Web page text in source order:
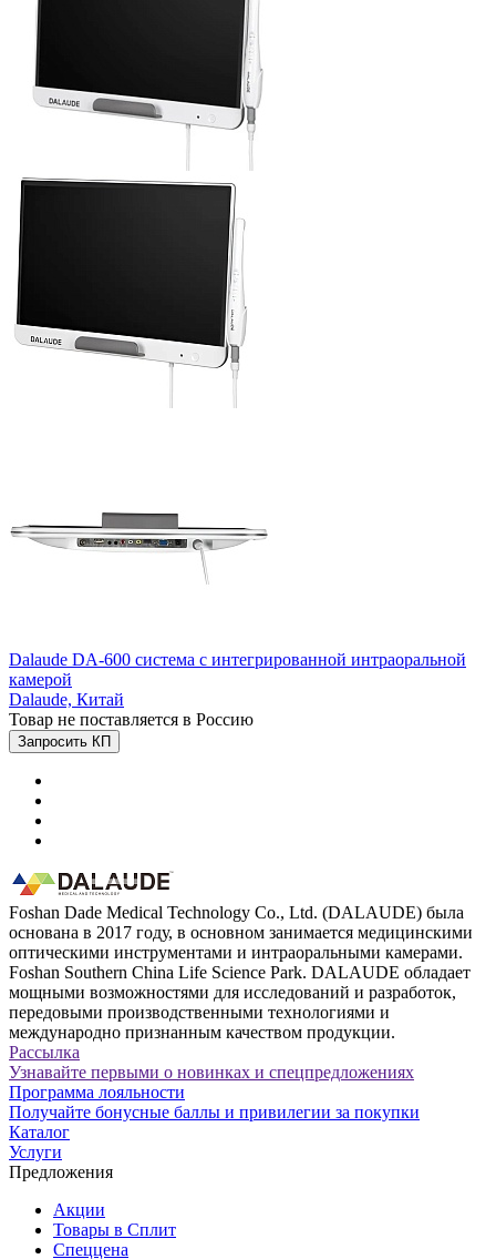
Dalaude DA-600 система с интегрированной интраоральной
камерой
Dalaude, Китай
Товар не поставляется в Россию
Запросить КП
Foshan Dade Medical Technology Co., Ltd. (DALAUDE) была
основана в 2017 году, в основном занимается медицинскими
оптическими инструментами и интраоральными камерами.
Foshan Southern China Life Science Park. DALAUDE обладает
мощными возможностями для исследований и разработок,
передовыми производственными технологиями и
международно признанным качеством продукции.
Рассылка
Узнавайте первыми о новинках и спецпредложениях
Программа лояльности
Получайте бонусные баллы и привилегии за покупки
Каталог
Услуги
Предложения
Акции
Товары в Сплит
Спеццена